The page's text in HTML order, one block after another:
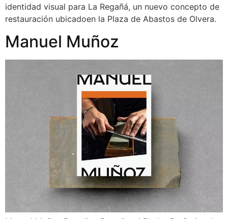
identidad visual para La Regañá, un nuevo concepto de
restauración ubicadoen la Plaza de Abastos de Olvera.
Manuel Muñoz